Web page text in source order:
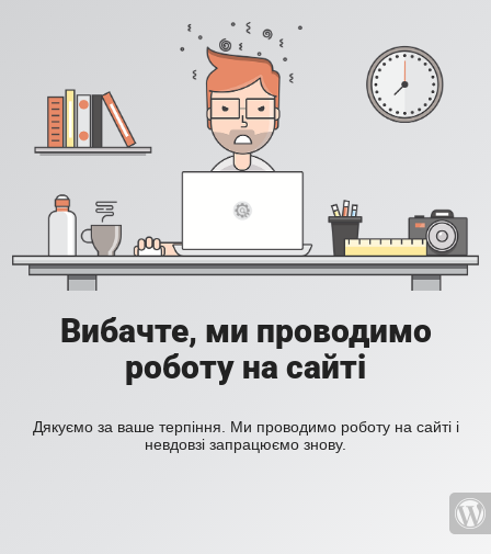
Вибачте, ми проводимо
роботу на сайті
Дякуємо за ваше терпіння. Ми проводимо роботу на сайті і
невдовзі запрацюємо знову.